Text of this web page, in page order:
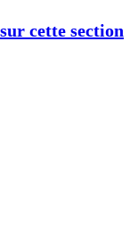
cette section